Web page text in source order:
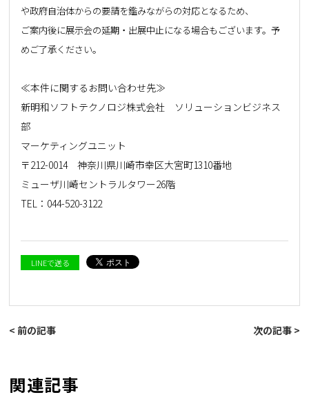
や政府自治体からの要請を鑑みながらの対応となるため、
ご案内後に展示会の延期・出展中止になる場合もございます。予
めご了承ください。
≪本件に関するお問い合わせ先≫
新明和ソフトテクノロジ株式会社 ソリューションビジネス
部
マーケティングユニット
〒212-0014 神奈川県川崎市幸区大宮町1310番地
ミューザ川崎セントラルタワー26階
TEL： 044-520-3122
LINEで送る
< 前の記事 次の記事 >
関連記事